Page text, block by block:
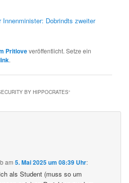
Innenminister: Dobrindts zweiter
Pritloveveröffentlicht. Setze ein
.
BY HIPPOCRATES“
am5. Mai 2025 um 08:39 Uhr:
als Student (muss so um